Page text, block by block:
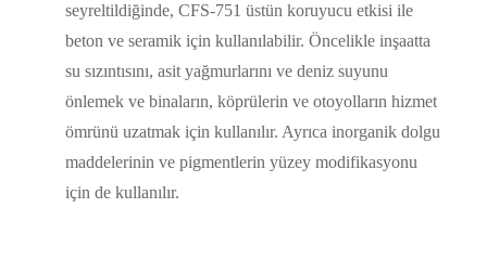
seyreltildiğinde, CFS-751 üstün koruyucu etkisi ile
beton ve seramik için kullanılabilir. Öncelikle inşaatta
su sızıntısını, asit yağmurlarını ve deniz suyunu
önlemek ve binaların, köprülerin ve otoyolların hizmet
ömrünü uzatmak için kullanılır. Ayrıca inorganik dolgu
maddelerinin ve pigmentlerin yüzey modifikasyonu
için de kullanılır.